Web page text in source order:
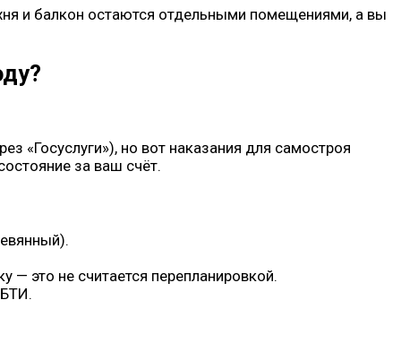
и балкон остаются отдельными помещениями, а вы
«Госуслуги»), но вот наказания для самостроя
за ваш счёт.
— это не считается перепланировкой.